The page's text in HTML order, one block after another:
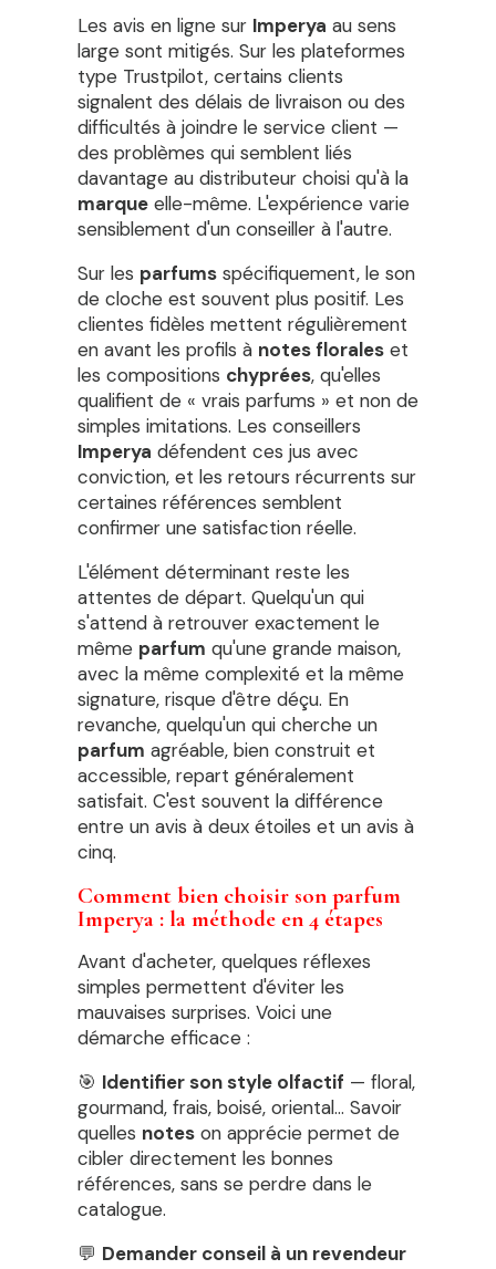
Les avis en ligne sur Imperya au sens
large sont mitigés. Sur les plateformes
type Trustpilot, certains clients
signalent des délais de livraison ou des
difficultés à joindre le service client —
des problèmes qui semblent liés
davantage au distributeur choisi qu'à la
marque elle-même. L'expérience varie
sensiblement d'un conseiller à l'autre.
Sur les parfums spécifiquement, le son
de cloche est souvent plus positif. Les
clientes fidèles mettent régulièrement
en avant les profils à notes florales et
les compositions chyprées, qu'elles
qualifient de « vrais parfums » et non de
simples imitations. Les conseillers
Imperya défendent ces jus avec
conviction, et les retours récurrents sur
certaines références semblent
confirmer une satisfaction réelle.
L'élément déterminant reste les
attentes de départ. Quelqu'un qui
s'attend à retrouver exactement le
même parfum qu'une grande maison,
avec la même complexité et la même
signature, risque d'être déçu. En
revanche, quelqu'un qui cherche un
parfum agréable, bien construit et
accessible, repart généralement
satisfait. C'est souvent la différence
entre un avis à deux étoiles et un avis à
cinq.
Comment bien choisir son parfum
Imperya : la méthode en 4 étapes
Avant d'acheter, quelques réflexes
simples permettent d'éviter les
mauvaises surprises. Voici une
démarche efficace :
🎯 Identifier son style olfactif — floral,
gourmand, frais, boisé, oriental… Savoir
quelles notes on apprécie permet de
cibler directement les bonnes
références, sans se perdre dans le
catalogue.
💬 Demander conseil à un revendeur